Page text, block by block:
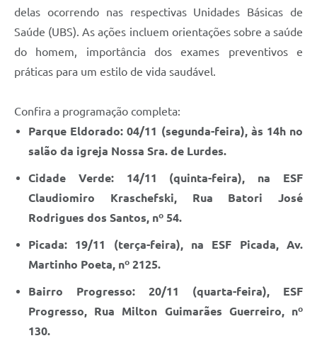
delas ocorrendo nas respectivas Unidades Básicas de
Saúde (UBS). As ações incluem orientações sobre a saúde
do homem, importância dos exames preventivos e
práticas para um estilo de vida saudável.
Confira a programação completa:
Parque Eldorado: 04/11 (segunda-feira), às 14h no
salão da igreja Nossa Sra. de Lurdes.
Cidade Verde: 14/11 (quinta-feira), na ESF
Claudiomiro Kraschefski, Rua Batori José
Rodrigues dos Santos, nº 54.
Picada: 19/11 (terça-feira), na ESF Picada, Av.
Martinho Poeta, nº 2125.
Bairro Progresso: 20/11 (quarta-feira), ESF
Progresso, Rua Milton Guimarães Guerreiro, nº
130.